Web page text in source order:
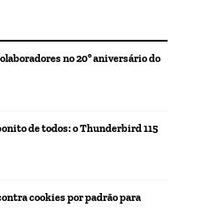
no 20º aniversário do
de todos: o Thunderbird 115
cookies por padrão para